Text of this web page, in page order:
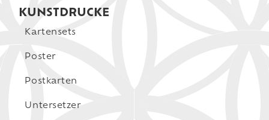
KUNSTDRUCKE
Kartensets
Poster
Postkarten
Untersetzer